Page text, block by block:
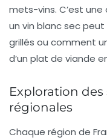
mets-vins. C’est
un vin blanc secpeut
grillés ou comment
d’un plat de viande
Exploration
régionales
Chaque région de